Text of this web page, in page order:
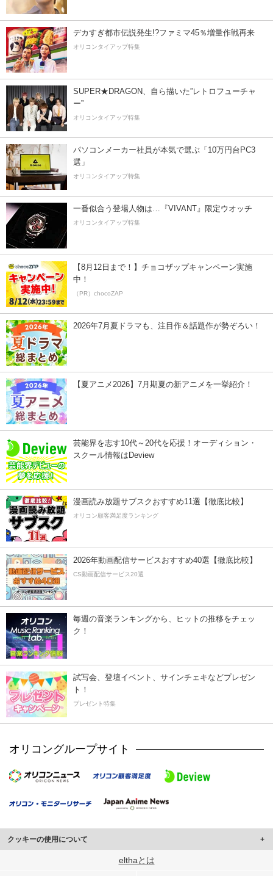
デカすぎ都市伝説発生!?ファミマ45％増量作戦再来
オリコンタイアップ特集
SUPER★DRAGON、自ら描いた”レトロフューチャ
ー”
オリコンタイアップ特集
パソコンメーカー社員が本気で選ぶ「10万円台PC3
選」
オリコンタイアップ特集
一番似合う登場人物は…『VIVANT』限定ウオッチ
オリコンタイアップ特集
【8月12日まで！】チョコザップキャンペーン実施
中！
（PR）chocoZAP
2026年7月夏ドラマも、注目作＆話題作が勢ぞろい！
【夏アニメ2026】7月期夏の新アニメを一挙紹介！
芸能界を志す10代～20代を応援！オーディション・
スクール情報はDeview
漫画読み放題サブスクおすすめ11選【徹底比較】
オリコン顧客満足度ランキング
2026年動画配信サービスおすすめ40選【徹底比較】
CS動画配信サービス20選
毎週の音楽ランキングから、ヒットの推移をチェッ
ク！
試写会、登壇イベント、サインチェキなどプレゼン
ト！
プレゼント特集
オリコングループサイト
クッキーの使用について
このサイトでは Cookie を使用して、ユーザーに合わせたコンテンツや広告の
elthaとは